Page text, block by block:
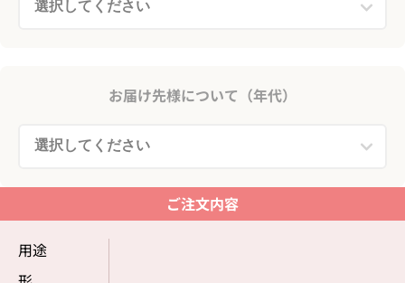
お届け先様について（年代）
ご注文内容
用途